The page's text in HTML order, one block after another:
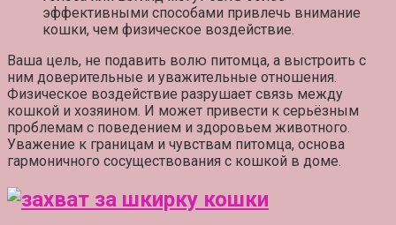
эффективными способами привлечь внимание
кошки, чем физическое воздействие.
Ваша цель, не подавить волю питомца, а выстроить с
ним доверительные и уважительные отношения.
Физическое воздействие разрушает связь между
кошкой и хозяином. И может привести к серьёзным
проблемам с поведением и здоровьем животного.
Уважение к границам и чувствам питомца, основа
гармоничного сосуществования с кошкой в доме.